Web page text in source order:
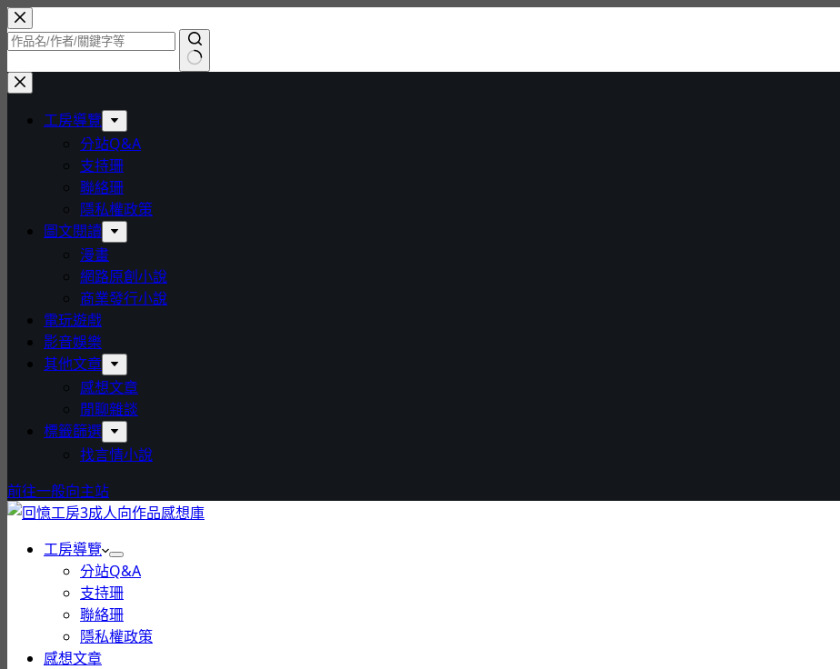
跳
至
要
找
工房導覽
分站Q&A
支持珊
聯絡珊
隱私權政策
圖文閱讀
漫畫
網路原創小說
商業發行小說
電玩遊戲
影音娛樂
其他文章
感想文章
閒聊雜談
標籤篩選
找言情小說
前往一般向主站
工房導覽
分站Q&A
支持珊
聯絡珊
隱私權政策
感想文章